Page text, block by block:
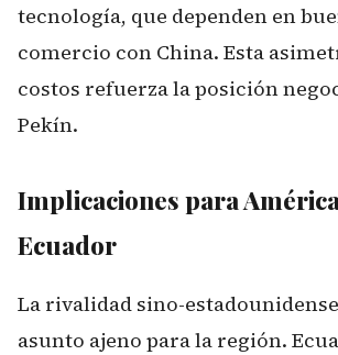
tecnología, que dependen en
comercio con China. Esta
costos refuerza la posición
Pekín.
Implicaciones para
Ecuador
La rivalidad sino-
asunto ajeno para la región.